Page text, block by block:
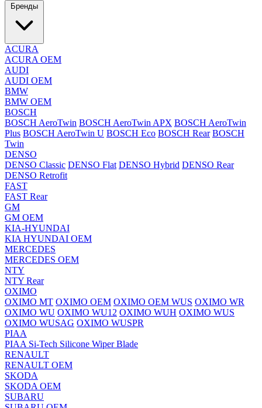
Бренды
ACURA
ACURA OEM
AUDI
AUDI OEM
BMW
BMW OEM
BOSCH
BOSCH AeroTwin BOSCH AeroTwin APX BOSCH AeroTwin
Plus BOSCH AeroTwin U BOSCH Eco BOSCH Rear BOSCH
Twin
DENSO
DENSO Classic DENSO Flat DENSO Hybrid DENSO Rear
DENSO Retrofit
FAST
FAST Rear
GM
GM OEM
KIA-HYUNDAI
KIA HYUNDAI OEM
MERCEDES
MERCEDES OEM
NTY
NTY Rear
OXIMO
OXIMO MT OXIMO OEM OXIMO OEM WUS OXIMO WR
OXIMO WU OXIMO WU12 OXIMO WUH OXIMO WUS
OXIMO WUSAG OXIMO WUSPR
PIAA
PIAA Si-Tech Silicone Wiper Blade
RENAULT
RENAULT OEM
SKODA
SKODA OEM
SUBARU